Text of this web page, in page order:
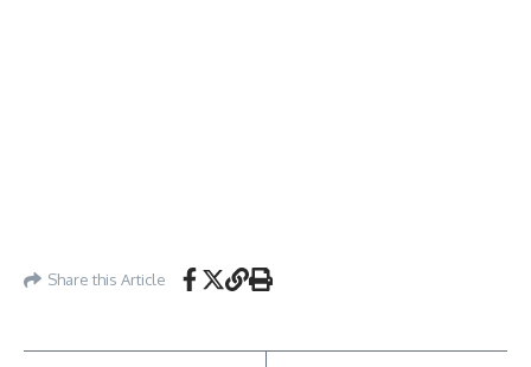
Share this Article